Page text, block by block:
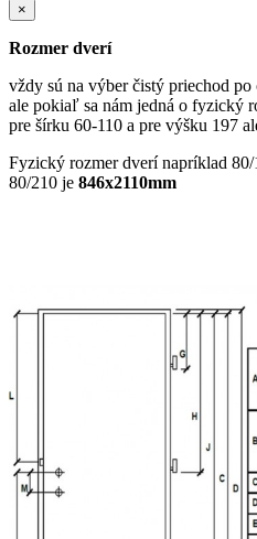
×
Rozmer dverí
vždy sú na výber čistý priechod
ale pokiaľ sa nám jedná o fyzický
pre šírku 60-110 a pre výšku 197
Fyzický rozmer dverí napríklad 80/
80/210 je 846x2110mm